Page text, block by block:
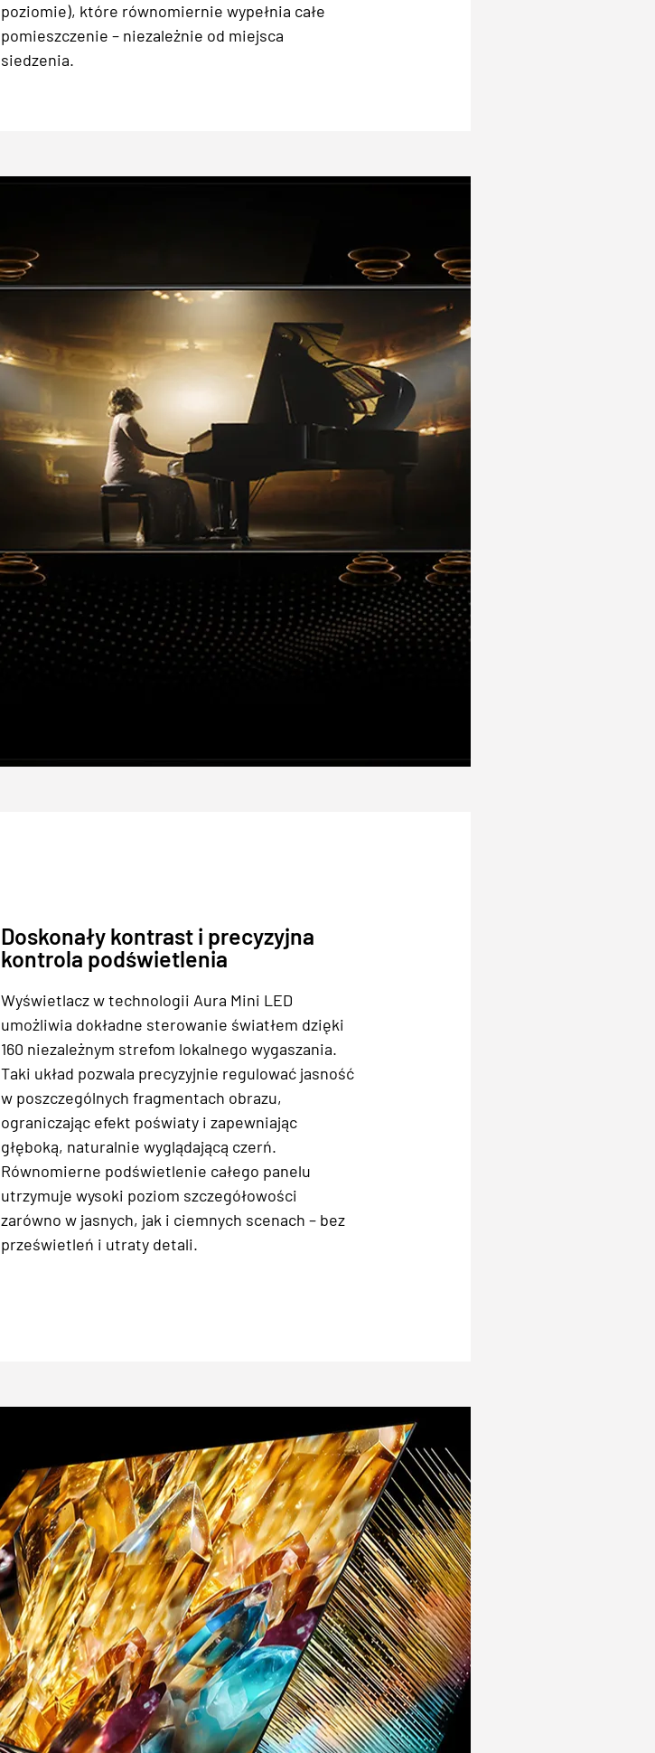
poziomie), które równomiernie wypełnia całe
pomieszczenie – niezależnie od miejsca
siedzenia.
Doskonały kontrast i precyzyjna
kontrola podświetlenia
Wyświetlacz w technologii Aura Mini LED
umożliwia dokładne sterowanie światłem dzięki
160 niezależnym strefom lokalnego wygaszania.
Taki układ pozwala precyzyjnie regulować jasność
w poszczególnych fragmentach obrazu,
ograniczając efekt poświaty i zapewniając
głęboką, naturalnie wyglądającą czerń.
Równomierne podświetlenie całego panelu
utrzymuje wysoki poziom szczegółowości
zarówno w jasnych, jak i ciemnych scenach – bez
prześwietleń i utraty detali.